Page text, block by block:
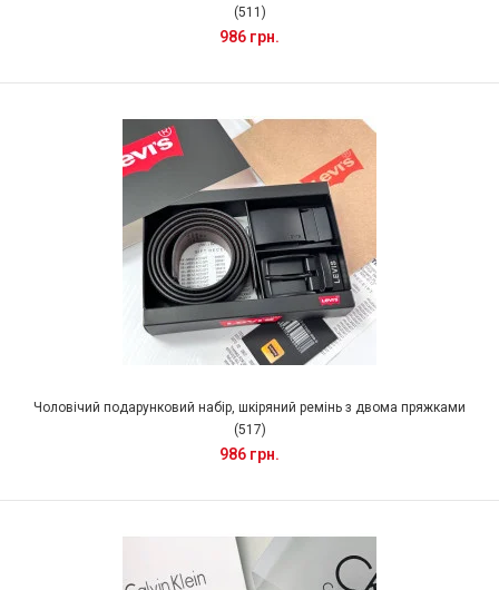
(511)
986 грн.
Чоловічий подарунковий набір, шкіряний ремінь з двома пряжками
(517)
986 грн.